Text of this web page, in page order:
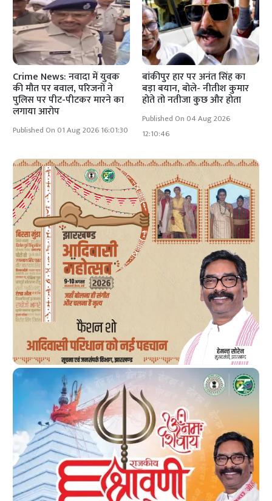
Crime News: नवादा में युवक
की मौत पर बवाल, परिजनों ने
पुलिस पर पीट-पीटकर मारने का
लगाया आरोप
Published On 01 Aug 2026 16:01:30
बांकीपुर हार पर अनंत सिंह का
बड़ा बयान, बोले- नीतीश कुमार
होते तो नतीजा कुछ और होता
Published On 04 Aug 2026
12:10:46